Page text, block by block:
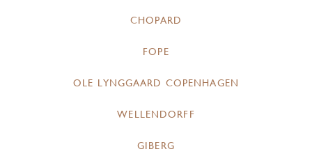
CHOPARD
FOPE
OLE LYNGGAARD COPENHAGEN
WELLENDORFF
GIBERG